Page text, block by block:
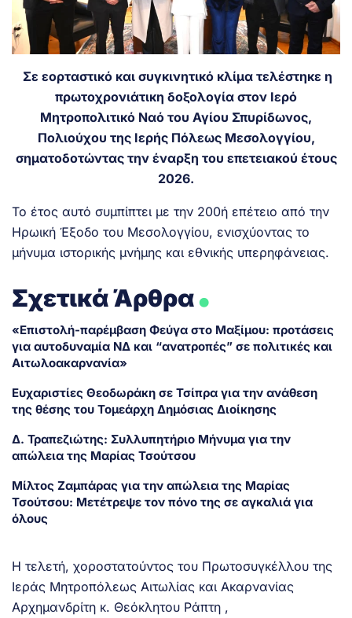
Σε εορταστικό και συγκινητικό κλίμα τελέστηκε η
πρωτοχρονιάτικη δοξολογία στον Ιερό
Μητροπολιτικό Ναό του Αγίου Σπυρίδωνος,
Πολιούχου της Ιερής Πόλεως Μεσολογγίου,
σηματοδοτώντας την έναρξη του επετειακού έτους
2026.
Το έτος αυτό συμπίπτει με την 200ή επέτειο από την
Ηρωική Έξοδο του Μεσολογγίου, ενισχύοντας το
μήνυμα ιστορικής μνήμης και εθνικής υπερηφάνειας.
Σχετικά Άρθρα.
«Επιστολή-παρέμβαση Φεύγα στο Μαξίμου: προτάσεις
για αυτοδυναμία ΝΔ και “ανατροπές” σε πολιτικές και
Αιτωλοακαρνανία»
Ευχαριστίες Θεοδωράκη σε Τσίπρα για την ανάθεση
της θέσης του Τομεάρχη Δημόσιας Διοίκησης
Δ. Τραπεζιώτης: Συλλυπητήριο Μήνυμα για την
απώλεια της Μαρίας Τσούτσου
Μίλτος Ζαμπάρας για την απώλεια της Μαρίας
Τσούτσου: Μετέτρεψε τον πόνο της σε αγκαλιά για
όλους
Η τελετή, χοροστατούντος του Πρωτοσυγκέλλου της
Ιεράς Μητροπόλεως Αιτωλίας και Ακαρνανίας
Αρχημανδρίτη κ. Θεόκλητου Ράπτη ,